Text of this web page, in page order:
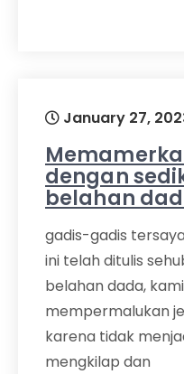
January 27,
dengan
belahan
gadis-gadis
ini telah ditulis
belahan dada,
mempermalukan
karena tidak
mengkilap dan